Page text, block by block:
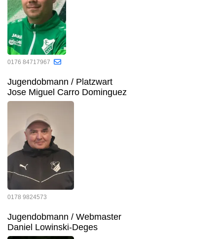
0176 84717967
Jugendobmann / Platzwart
Jose Miguel Carro Dominguez
0178 9824573
Jugendobmann / Webmaster
Daniel Lowinski-Deges